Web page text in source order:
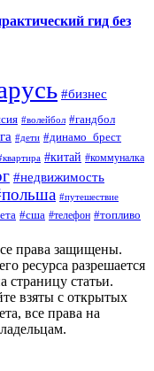
гид без
#бизнес
#волейбол #гандбол
#дети #динамо_брест
#китай #коммуналка
#недвижимость
#путешествие
#сша #телефон #топливо
права защищены.
ресурса разрешается
страницу статьи.
взяты с открытых
все права на